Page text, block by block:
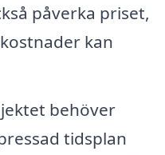
påverka priset,
kan
behöver
tidsplan